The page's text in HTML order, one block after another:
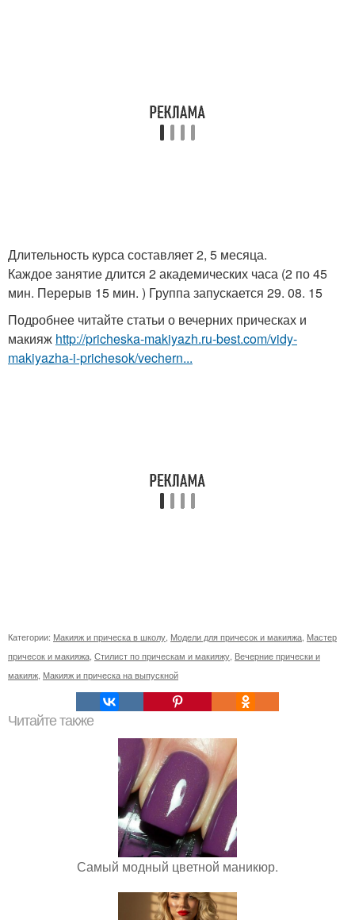
Длительность курса составляет 2, 5 месяца.
Каждое занятие длится 2 академических часа (2 по 45
мин. Перерыв 15 мин. ) Группа запускается 29. 08. 15
Подробнее читайте статьи о вечерних прическах и
макияж http://pricheska-makiyazh.ru-best.com/vidy-
makiyazha-i-prichesok/vechern...
Категории: Макияж и прическа в школу, Модели для причесок и макияжа, Мастер
причесок и макияжа, Стилист по прическам и макияжу, Вечерние прически и
макияж, Макияж и прическа на выпускной
Читайте также
Самый модный цветной маникюр.